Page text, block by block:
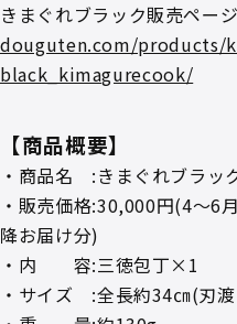
きまぐれブラック販売ペー
douguten.com/products/
black_kimagurecook/
【商品概要】
・商品名 :きまぐれブラッ
・販売価格:30,000円(4～6
降お届け分)
・内 容:三徳包丁×1
・サイズ :全長約34㎝(刃